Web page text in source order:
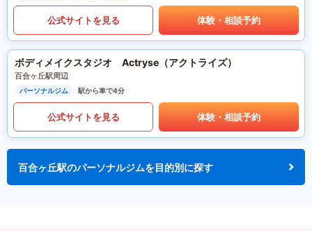
公式サイトを見る 体験・相談予約
ボディメイクスタジオ Actryse（アクトライズ）
百合ヶ丘駅周辺
パーソナルジム 駅から車で4分
公式サイトを見る 体験・相談予約
百合ヶ丘駅のパーソナルジムを目的別に探す